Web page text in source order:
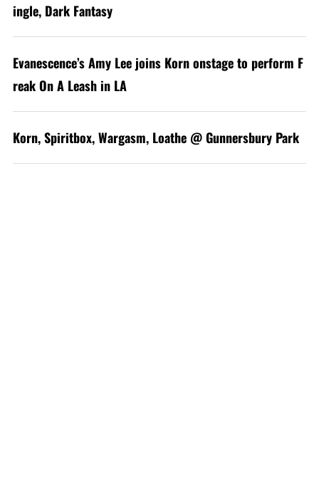
ingle, Dark Fantasy
Evanescence’s Amy Lee joins Korn onstage to perform F
reak On A Leash in LA
Korn, Spiritbox, Wargasm, Loathe @ Gunnersbury Park